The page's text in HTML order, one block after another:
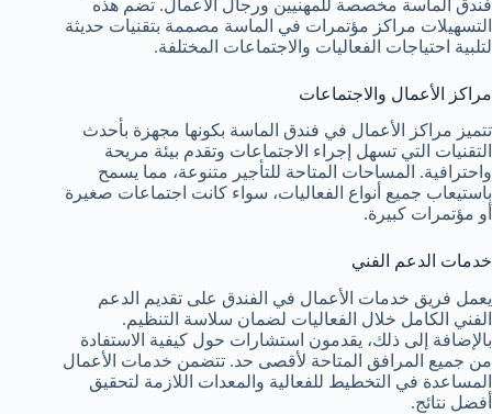
فندق الماسة مخصصة للمهنيين ورجال الأعمال. تضم هذه
التسهيلات مراكز مؤتمرات في الماسة مصممة بتقنيات حديثة
لتلبية احتياجات الفعاليات والاجتماعات المختلفة.
مراكز الأعمال والاجتماعات
تتميز مراكز الأعمال في فندق الماسة بكونها مجهزة بأحدث
التقنيات التي تسهل إجراء الاجتماعات وتقدم بيئة مريحة
واحترافية. المساحات المتاحة للتأجير متنوعة، مما يسمح
باستيعاب جميع أنواع الفعاليات، سواء كانت اجتماعات صغيرة
أو مؤتمرات كبيرة.
خدمات الدعم الفني
يعمل فريق خدمات الأعمال في الفندق على تقديم الدعم
الفني الكامل خلال الفعاليات لضمان سلاسة التنظيم.
بالإضافة إلى ذلك، يقدمون استشارات حول كيفية الاستفادة
من جميع المرافق المتاحة لأقصى حد. تتضمن خدمات الأعمال
المساعدة في التخطيط للفعالية والمعدات اللازمة لتحقيق
أفضل نتائج.